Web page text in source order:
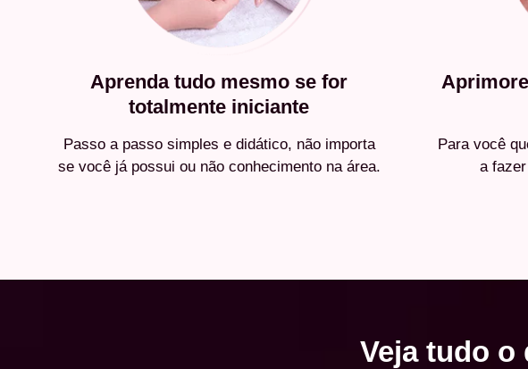
Aprenda tudo mesmo se for
totalmente iniciante
Passo a passo simples e didático, não importa
se você já possui ou não conhecimento na área.
Para você
a
Veja tudo o